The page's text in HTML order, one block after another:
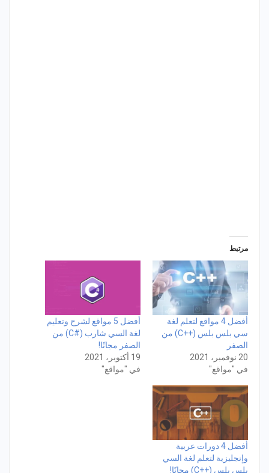
مرتبط
أفضل 4 مواقع لتعلم لغة
سي بلس بلس (++C) من
الصفر
20 نوفمبر، 2021
في "مواقع"
أفضل 5 مواقع لشرح وتعليم
لغة السي شارب (#C) من
الصفر مجانًا!
19 أكتوبر، 2021
في "مواقع"
أفضل 4 دورات عربية
وإنجليزية لتعلم لغة السي
بلس بلس (++C) مجانًا!